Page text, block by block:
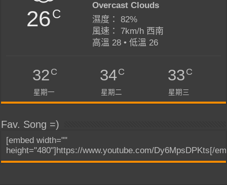
26C
Overcast Clouds
濕度： 82%
風速： 7km/h 西南
高溫 28 • 低溫 26
32C
星期一
34C
星期二
33C
星期三
Fav. Song =)
[embed width=""
height="480"]https://www.youtube.com/Dy6MpsDPKts[/